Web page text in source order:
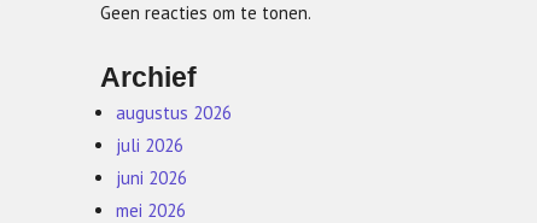
Geen reacties om te tonen.
Archief
augustus 2026
juli 2026
juni 2026
mei 2026